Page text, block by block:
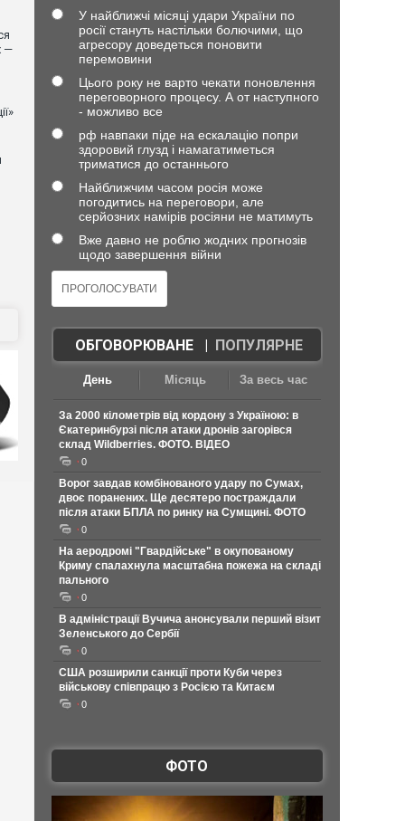
—
У найближчі місяці удари України по
росії стануть настільки болючими, що
агресору доведеться поновити
перемовини
Цього року не варто чекати поновлення
переговорного процесу. А от наступного
- можливо все
рф навпаки піде на ескалацію попри
здоровий глузд і намагатиметься
триматися до останнього
Найближчим часом росія може
погодитись на переговори, але
серйозних намірів росіяни не матимуть
Вже давно не роблю жодних прогнозів
щодо завершення війни
ОБГОВОРЮВАНЕ| ПОПУЛЯРНЕ
День Місяць За весь час
За 2000 кілометрів від кордону з Україною: в
Єкатеринбурзі після атаки дронів загорівся
склад Wildberries. ФОТО. ВІДЕО
0
Ворог завдав комбінованого удару по Сумах,
двоє поранених. Ще десятеро постраждали
після атаки БПЛА по ринку на Сумщині. ФОТО
0
На аеродромі "Гвардійське" в окупованому
Криму спалахнула масштабна пожежа на складі
пального
0
В адміністрації Вучича анонсували перший візит
Зеленського до Сербії
0
США розширили санкції проти Куби через
військову співпрацю з Росією та Китаєм
0
ФОТО